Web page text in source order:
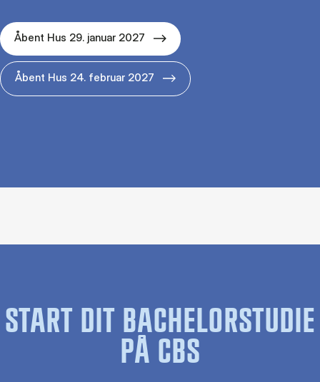
Åbent Hus 29. januar 2027
Åbent Hus 24. februar 2027
START DIT BACHELORSTUDIE
PÅ CBS